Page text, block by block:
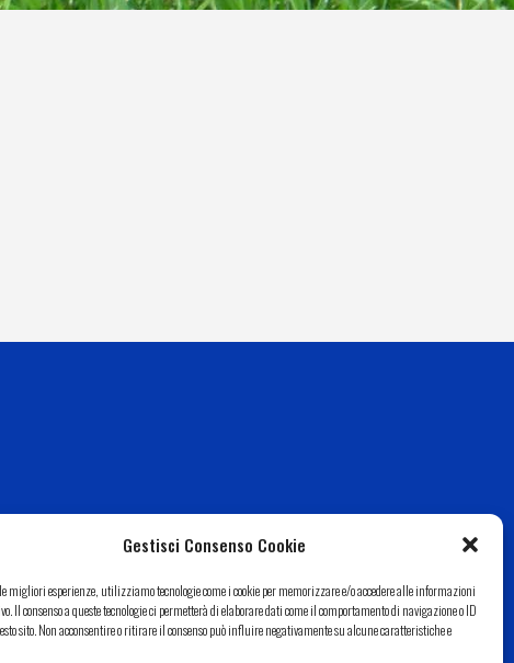
Gestisci Consenso Cookie
migliori esperienze, utilizziamo tecnologie come i cookie per memorizzare e/o accedere alle informazioni
Il consenso a queste tecnologie ci permetterà di elaborare dati come il comportamento di navigazione o ID
sito. Non acconsentire o ritirare il consenso può influire negativamente su alcune caratteristiche e